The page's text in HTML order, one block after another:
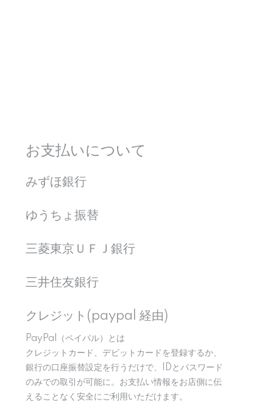
お支払いについて
みずほ銀行
ゆうちょ振替
三菱東京ＵＦＪ銀行
三井住友銀行
クレジット(paypal 経由)
PayPal（ペイパル）とは
クレジットカード、デビットカードを登録するか、
銀行の口座振替設定を行うだけで、IDとパスワード
のみでの取引が可能に。お支払い情報をお店側に伝
えることなく安全にご利用いただけます。